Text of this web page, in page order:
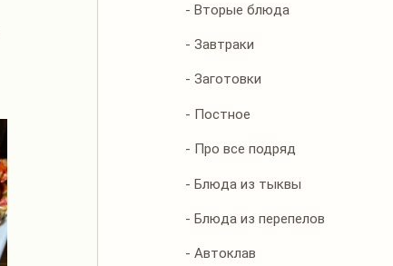
- Вторые блюда
- Завтраки
- Заготовки
- Постное
- Про все подряд
- Блюда из тыквы
- Блюда из перепелов
- Автоклав